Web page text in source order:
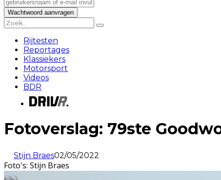
Rijtesten
Reportages
Klassiekers
Motorsport
Videos
BDR
Fotoverslag: 79ste
Stijn Braes02/05/2022
Foto's: Stijn Braes